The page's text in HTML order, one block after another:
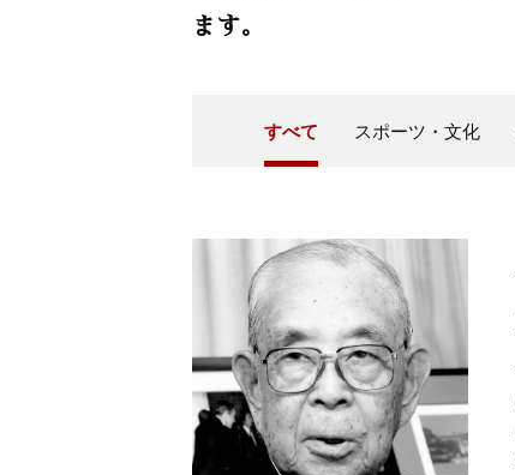
ます。
すべて スポーツ・文化